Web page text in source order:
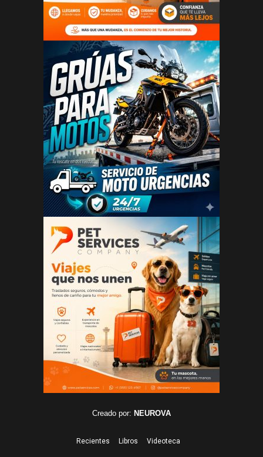
Creado por: NEUROVA
Recientes Libros Videoteca